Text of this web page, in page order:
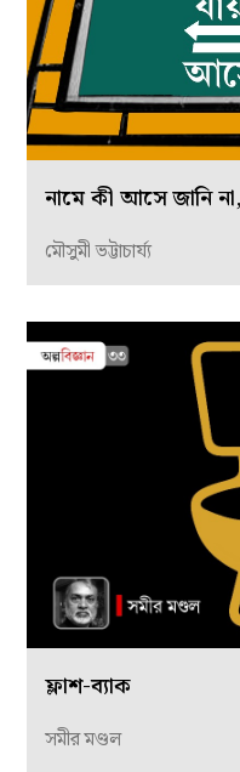
নামে কী আসে জানি
মৌসুমী ভট্টাচার্য্য
ফ্লাশ-ব্যাক
সমীর মণ্ডল